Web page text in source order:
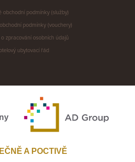
obchodní podmínky (služby)
podmínky (vouchery)
o zpracování osobních údajů
ubytovací řád
A POCTIVĚ